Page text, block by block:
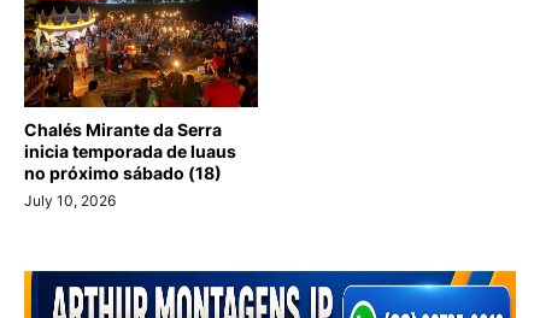
Chalés Mirante da Serra
inicia temporada de luaus
no próximo sábado (18)
July 10, 2026